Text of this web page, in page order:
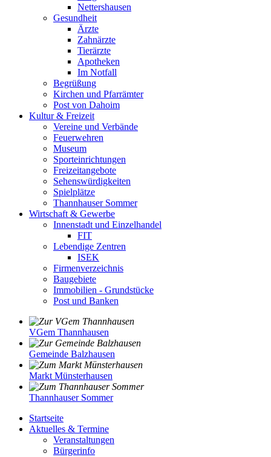
Nettershausen
Gesundheit
Ärzte
Zahnärzte
Tierärzte
Apotheken
Im Notfall
Begrüßung
Kirchen und Pfarrämter
Post von Dahoim
Kultur & Freizeit
Vereine und Verbände
Feuerwehren
Museum
Sporteinrichtungen
Freizeitangebote
Sehenswürdigkeiten
Spielplätze
Thannhauser Sommer
Wirtschaft & Gewerbe
Innenstadt und Einzelhandel
FIT
Lebendige Zentren
ISEK
Firmenverzeichnis
Baugebiete
Immobilien - Grundstücke
Post und Banken
VGem Thannhausen
Gemeinde Balzhausen
Markt Münsterhausen
Thannhauser Sommer
Startseite
Aktuelles & Termine
Veranstaltungen
Bürgerinfo